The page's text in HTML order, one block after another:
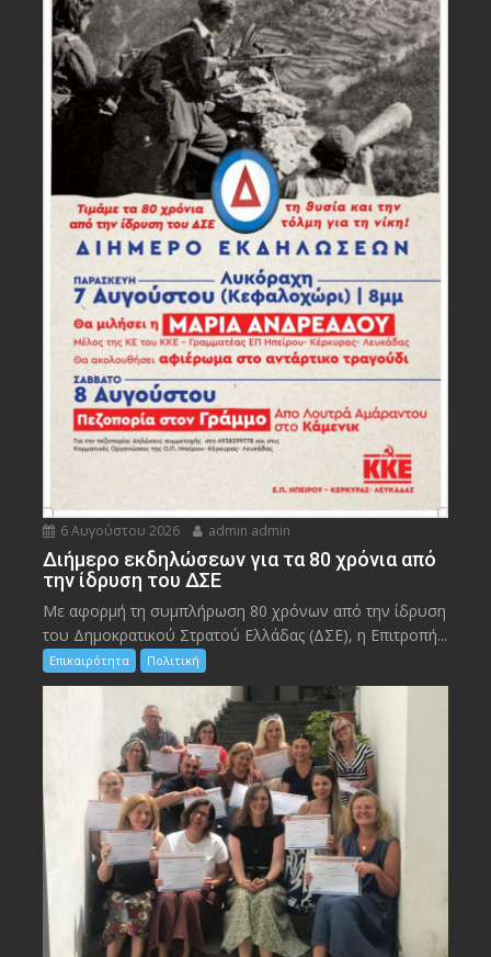
6 Αυγούστου 2026 admin admin
Διήμερο εκδηλώσεων για τα 80 χρόνια από
την ίδρυση του ΔΣΕ
Με αφορμή τη συμπλήρωση 80 χρόνων από την ίδρυση
του Δημοκρατικού Στρατού Ελλάδας (ΔΣΕ), η Επιτροπή...
Επικαιρότητα Πολιτική